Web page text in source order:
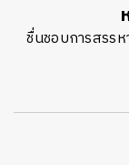
ชื่นชอบการสรร